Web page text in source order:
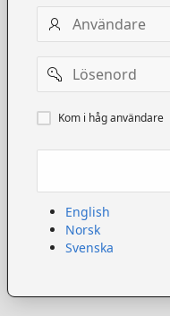
Användarnamn
Lösenord
Kom
ihåg
Kom i håg användare
English
Norsk
Svenska